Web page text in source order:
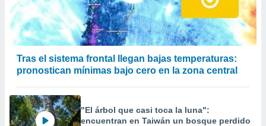
Tras el sistema frontal llegan bajas temperaturas:
pronostican mínimas bajo cero en la zona central
"El árbol que casi toca la luna":
encuentran en Taiwán un bosque perdido